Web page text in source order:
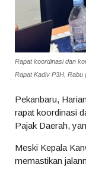
Rapat koordinasi dan
Rapat Kadiv P3H, Rabu
Pekanbaru,
rapat koordinasi
Pajak Daerah,
Meski Kepala
memastikan